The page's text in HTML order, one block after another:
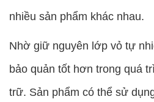
nhiều sản phẩm khác nhau.
Nhờ giữ nguyên lớp vỏ tự
bảo quản tốt hơn trong quá
trữ. Sản phẩm có thể sử